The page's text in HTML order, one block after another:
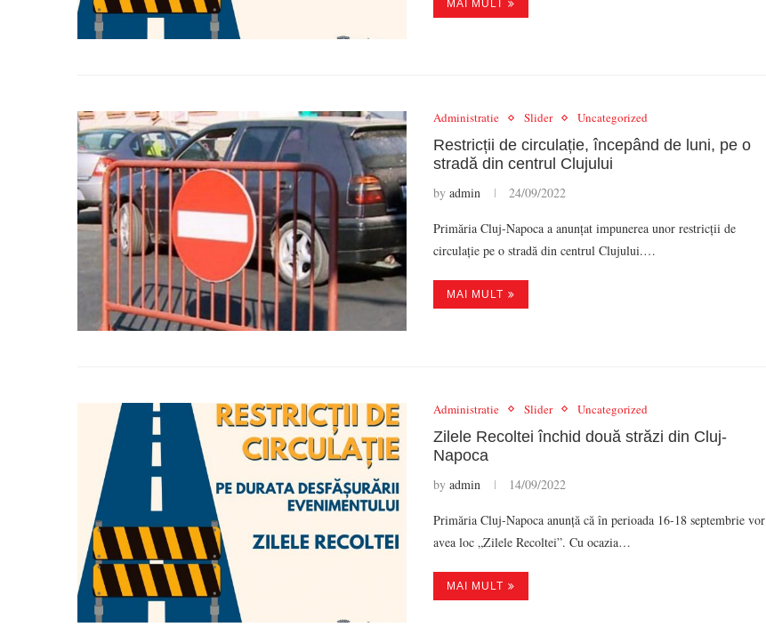
MAI MULT
Administratie Slider Uncategorized
Restricții de circulație, începând de luni, pe o
stradă din centrul Clujului
by admin 24/09/2022
Primăria Cluj-Napoca a anunțat impunerea unor restricții de
circulație pe o stradă din centrul Clujului.…
MAI MULT
Administratie Slider Uncategorized
Zilele Recoltei închid două străzi din Cluj-
Napoca
by admin 14/09/2022
Primăria Cluj-Napoca anunță că în perioada 16-18 septembrie vor
avea loc „Zilele Recoltei”. Cu ocazia…
MAI MULT